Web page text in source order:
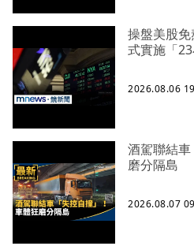
操盤美股
式實施「23
2026.08.06
酒駕聯結
磨分隔島
2026.08.07